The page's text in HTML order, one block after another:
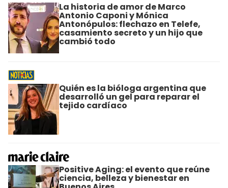
La historia de amor de Marco
Antonio Caponi y Mónica
Antonópulos: flechazo en Telefe,
casamiento secreto y un hijo que
cambió todo
Quién es la bióloga argentina que
desarrolló un gel para reparar el
tejido cardíaco
Positive Aging: el evento que reúne
ciencia, belleza y bienestar en